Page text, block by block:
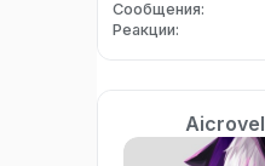
Сообщения
Реакции
Aicrovel